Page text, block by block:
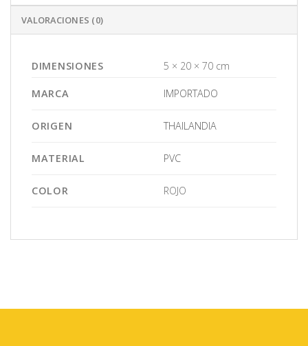
VALORACIONES (0)
DIMENSIONES 5 × 20 × 70 cm
MARCA IMPORTADO
ORIGEN THAILANDIA
MATERIAL PVC
COLOR ROJO